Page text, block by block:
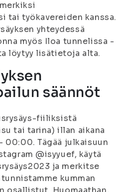
tai työkavereiden kanssa.
yhteydessä
myös Iloa tunnelissa -
löytyy lisätietoja alta.
säännöt
fiiliksistä
tai tarina) illan aikana
00:00. Tägää julkaisuun
@isyyuef, käytä
ja merkitse
kumman